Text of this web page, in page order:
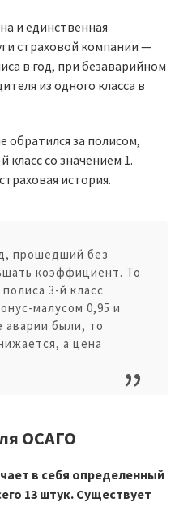
и единственная
страховой компании —
в год, при безаварийном
из одного класса в
за полисом,
класс со значением 1.
история.
прошедший без
коэффициент. То
3-й класс
малусом 0,95 и
аварии были, то
а цена
ОСАГО
в себя определенный
13 штук. Существует